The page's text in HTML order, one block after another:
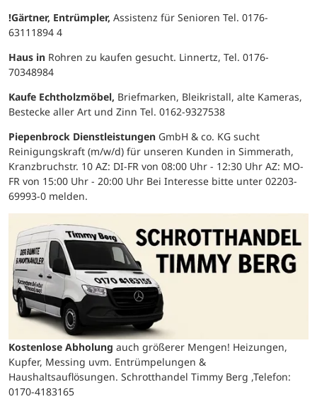
!Gärtner, Entrümpler, Assistenz für Senioren Tel. 0176-
63111894 4
Haus in Rohren zu kaufen gesucht. Linnertz, Tel. 0176-
70348984
Kaufe Echtholzmöbel, Briefmarken, Bleikristall, alte Kameras,
Bestecke aller Art und Zinn Tel. 0162-9327538
Piepenbrock Dienstleistungen GmbH & co. KG sucht
Reinigungskraft (m/w/d) für unseren Kunden in Simmerath,
Kranzbruchstr. 10 AZ: DI-FR von 08:00 Uhr - 12:30 Uhr AZ: MO-
FR von 15:00 Uhr - 20:00 Uhr Bei Interesse bitte unter 02203-
69993-0 melden.
Kostenlose Abholung auch größerer Mengen! Heizungen,
Kupfer, Messing uvm. Entrümpelungen &
Haushaltsauflösungen. Schrotthandel Timmy Berg ,Telefon:
0170-4183165